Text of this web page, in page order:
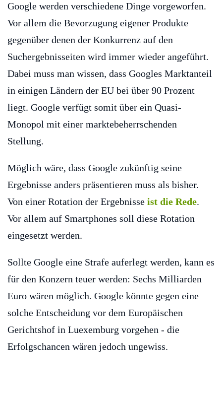
Google werden verschiedene Dinge vorgeworfen.
Vor allem die Bevorzugung eigener Produkte
gegenüber denen der Konkurrenz auf den
Suchergebnisseiten wird immer wieder angeführt.
Dabei muss man wissen, dass Googles Marktanteil
in einigen Ländern der EU bei über 90 Prozent
liegt. Google verfügt somit über ein Quasi-
Monopol mit einer marktebeherrschenden
Stellung.
Möglich wäre, dass Google zukünftig seine
Ergebnisse anders präsentieren muss als bisher.
Von einer Rotation der Ergebnisse ist die Rede.
Vor allem auf Smartphones soll diese Rotation
eingesetzt werden.
Sollte Google eine Strafe auferlegt werden, kann es
für den Konzern teuer werden: Sechs Milliarden
Euro wären möglich. Google könnte gegen eine
solche Entscheidung vor dem Europäischen
Gerichtshof in Luexemburg vorgehen - die
Erfolgschancen wären jedoch ungewiss.